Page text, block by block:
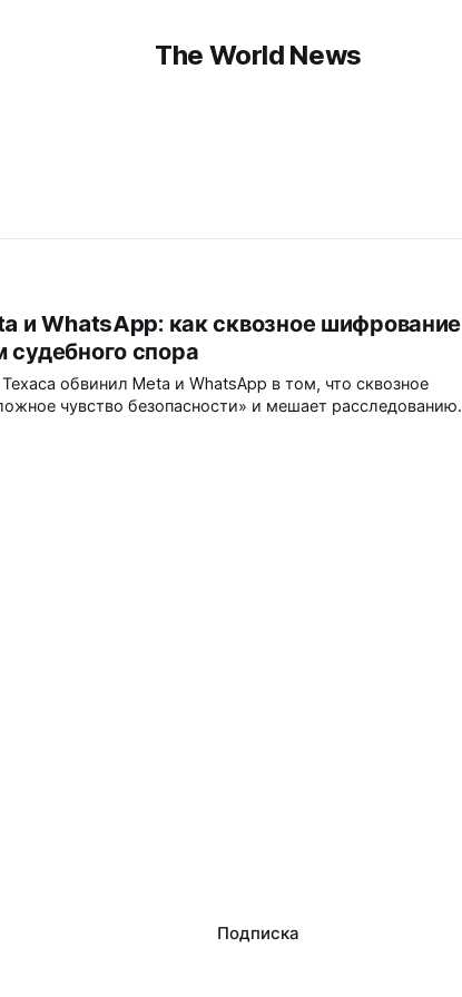
The World News
и WhatsApp: как сквозное шифрование
спора
обвинил Meta и WhatsApp в том, что сквозное
чувство безопасности» и мешает расследованию
баланс между безопасностью пользователей и
Подписка